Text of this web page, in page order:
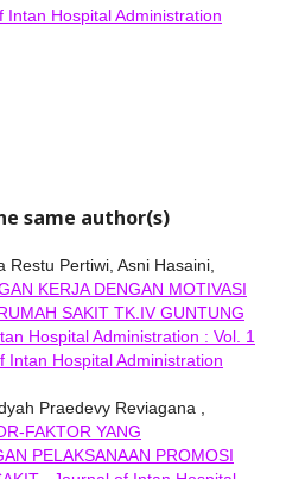
Hospital Administration
same author(s)
Restu Pertiwi, Asni Hasaini,
KERJA DENGAN MOTIVASI
SAKIT TK.IV GUNTUNG
Hospital Administration : Vol. 1
Intan Hospital Administration
Praedevy Reviagana ,
FAKTOR YANG
PELAKSANAAN PROMOSI